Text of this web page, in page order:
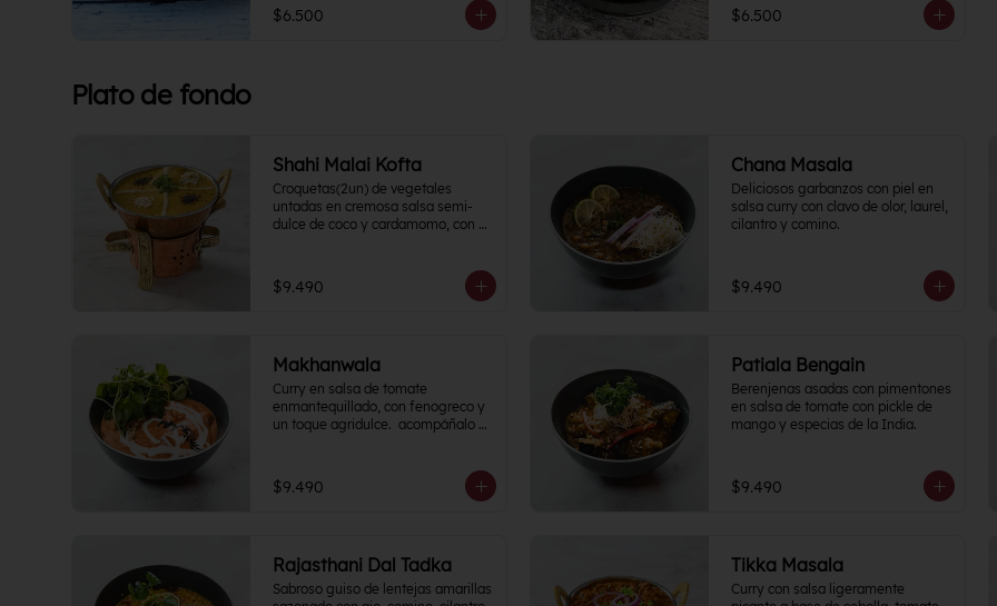
$6.500 $6.500
Plato de fondo
Shahi Malai Kofta
Croquetas(2un) de vegetales
untadas en cremosa salsa semi-
dulce de coco y cardamomo, con
$9.490
Chana Masala
Deliciosos garbanzos con piel en
salsa curry con clavo de olor, laurel,
cilantro y comino.
$9.490
Makhanwala
Curry en salsa de tomate
enmantequillado, con fenogreco y
un toque agridulce.  acompáñalo
$9.490
Patiala Bengain
Berenjenas asadas con pimentones
en salsa de tomate con pickle de
mango y especias de la India.
$9.490
Rajasthani Dal Tadka
Sabroso guiso de lentejas amarillas
Tikka Masala
Curry con salsa ligeramente